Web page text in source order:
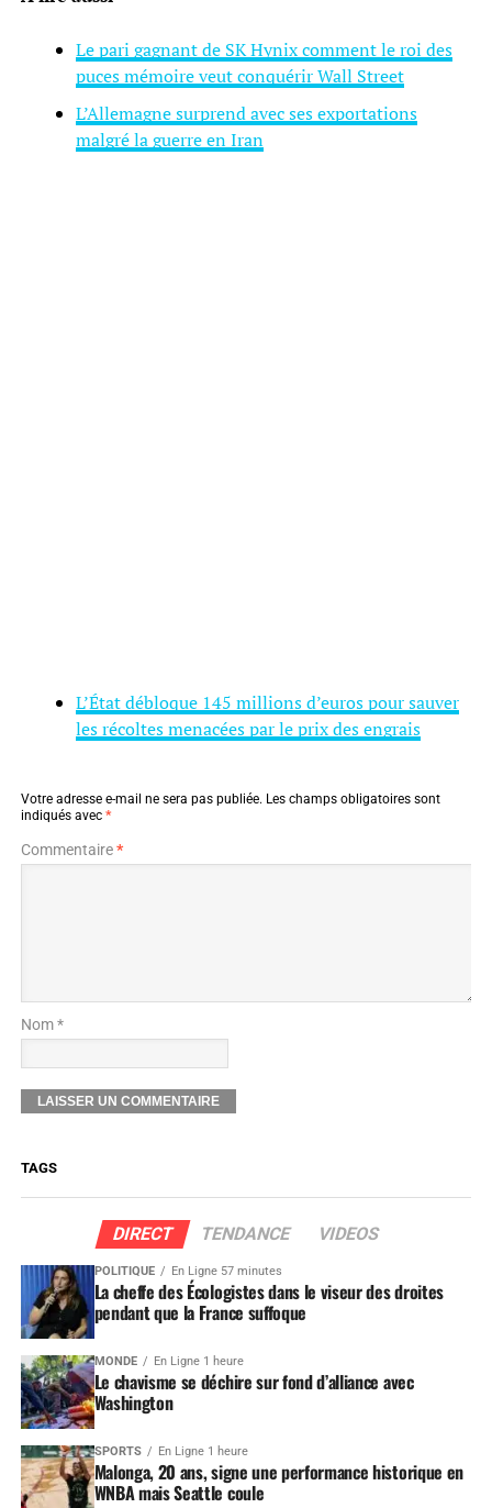
Le pari gagnant de SK Hynix comment le roi des
puces mémoire veut conquérir Wall Street
L’Allemagne surprend avec ses exportations
malgré la guerre en Iran
L’État débloque 145 millions d’euros pour sauver
les récoltes menacées par le prix des engrais
Votre adresse e-mail ne sera pas publiée. Les champs obligatoires sont
indiqués avec *
Commentaire*
Nom *
TAGS
DIRECT TENDANCE VIDEOS
POLITIQUE En Ligne 57 minutes
La cheffe des Écologistes dans le viseur des droites
pendant que la France suffoque
MONDE En Ligne 1 heure
Le chavisme se déchire sur fond d’alliance avec
Washington
SPORTS En Ligne 1 heure
Malonga, 20 ans, signe une performance historique en
WNBA mais Seattle coule